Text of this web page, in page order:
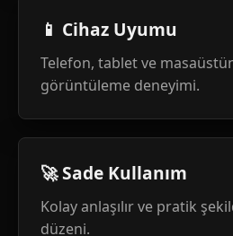
📱 Cihaz Uyumu
Telefon, tablet ve
görüntüleme deneyimi.
🚀 Sade Kullanım
Kolay anlaşılır ve pratik
düzeni.